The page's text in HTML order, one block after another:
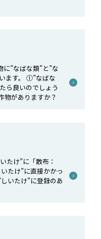
に”なばな類”と”な
ます。 ①”なばな
ら良いのでしょう
物がありますか？
たけ”に「散布：
たけ”に直接かかっ
いたけ”に登録のあ